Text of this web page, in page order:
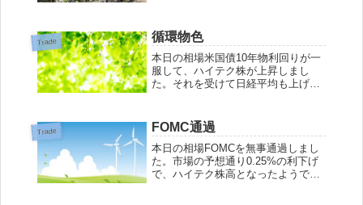
ですね。94歳。この年まで生きるだ
けでもすごいのに、精力的に仕事を
こなしてきたの...
Trade 循環物色
本日の相場米国債10年物利回りが一
服して、ハイテク株が上昇しまし
た。それを受けて日経平均も上げて
る展開になりました。今日は日経平
均が強く、TOPIXはまぁまぁ、優待
はちょっぴ...
Trade FOMC通過
本日の相場FOMCを無事通過しまし
た。市場の予想通り0.25%の利下げ
で、ハイテク株高となったようで